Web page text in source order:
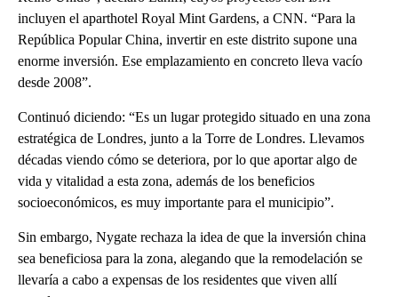
incluyen el aparthotel Royal Mint Gardens, a CNN. “Para la
República Popular China, invertir en este distrito supone una
enorme inversión. Ese emplazamiento en concreto lleva vacío
desde 2008”.
Continuó diciendo: “Es un lugar protegido situado en una zona
estratégica de Londres, junto a la Torre de Londres. Llevamos
décadas viendo cómo se deteriora, por lo que aportar algo de
vida y vitalidad a esta zona, además de los beneficios
socioeconómicos, es muy importante para el municipio”.
Sin embargo, Nygate rechaza la idea de que la inversión china
sea beneficiosa para la zona, alegando que la remodelación se
llevaría a cabo a expensas de los residentes que viven allí